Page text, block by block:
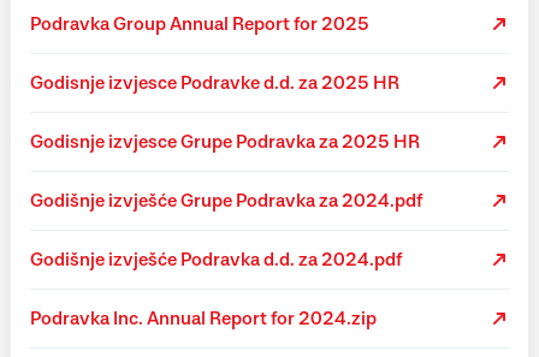
Podravka Group Annual Report for 2025
Godisnje izvjesce Podravke d.d. za 2025 HR
Godisnje izvjesce Grupe Podravka za 2025 HR
Godišnje izvješće Grupe Podravka za 2024.pdf
Godišnje izvješće Podravka d.d. za 2024.pdf
Podravka Inc. Annual Report for 2024.zip